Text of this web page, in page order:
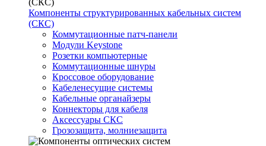
Компоненты структурированных кабельных систем
(СКС)
Коммутационные патч-панели
Модули Keystone
Розетки компьютерные
Коммутационные шнуры
Кроссовое оборудование
Кабеленесущие системы
Кабельные органайзеры
Коннекторы для кабеля
Аксессуары СКС
Грозозащита, молниезащита